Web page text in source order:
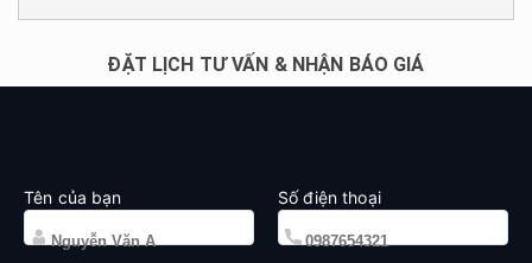
ĐẶT LỊCH TƯ VẤN & NHẬN BÁO GIÁ
Tên của bạn Số điện thoại